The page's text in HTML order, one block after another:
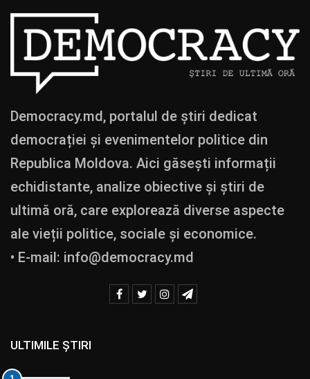
Democracy.md, portalul de știri dedicat
democrației și evenimentelor politice din
Republica Moldova. Aici găsești informații
echidistante, analize obiective și știri de
ultimă oră, care explorează diverse aspecte
ale vieții politice, sociale și economice.
• E-mail: info@democracy.md
ULTIMILE ȘTIRI